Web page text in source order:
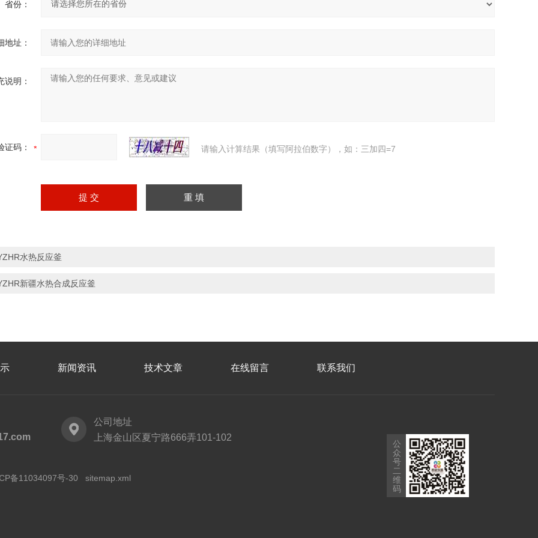
省份：
地址：
说明：
证码： 请输入计算结果（填写阿拉伯数字），如：三加四=7
水热反应釜
新疆水热合成反应釜
新闻资讯 技术文章 在线留言 联系我们
公司地址
上海金山区夏宁路666弄101-102
备11034097号-30 sitemap.xml
公
众
号
二
维
码